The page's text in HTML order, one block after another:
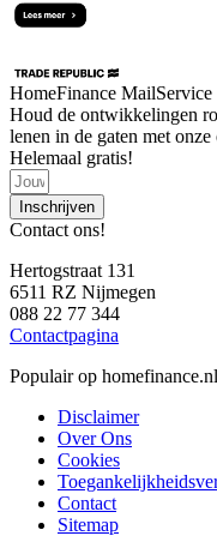
HomeFinance MailService
Houd de ontwikkelingen
lenen in de gaten met
Helemaal gratis!
Inschrijven
Contact ons!
Hertogstraat 131
6511 RZ Nijmegen
088 22 77 344
Contactpagina
Populair op homefinance.nl
Disclaimer
Over Ons
Cookies
Contact
Sitemap